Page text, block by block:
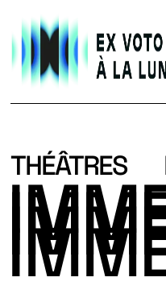
THÉÂTRES
THÉÂTRES